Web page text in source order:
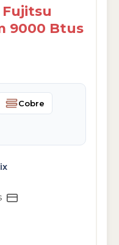
9000 Btus
Cobre